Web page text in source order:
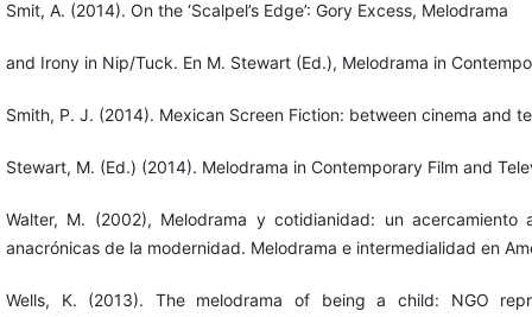
Smit, A. (2014). On the ‘Scalpel’s Edge’: Gory Excess, Melodrama
and Irony in Nip/Tuck. En M. Stewart (Ed.), Melodrama in
Smith, P. J. (2014). Mexican Screen Fiction: between cinema and
Stewart, M. (Ed.) (2014). Melodrama in Contemporary Film and
Walter, M. (2002), Melodrama y cotidianidad: un
anacrónicas de la modernidad. Melodrama e intermedialidad en
Wells, K. (2013). The melodrama of being a child: NGO